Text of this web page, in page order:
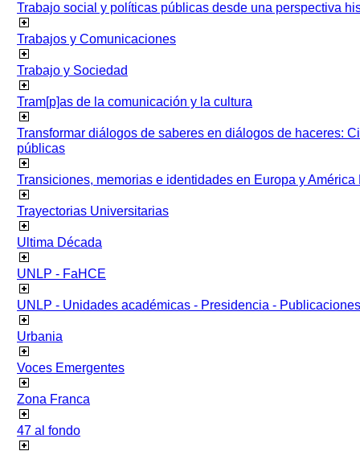
Trabajo social y políticas públicas desde una perspectiva
Trabajos y Comunicaciones
Trabajo y Sociedad
Tram[p]as de la comunicación y la cultura
Transformar diálogos de saberes en diálogos de haceres:
públicas
Transiciones, memorias e identidades en Europa y América
Trayectorias Universitarias
Ultima Década
UNLP - FaHCE
UNLP - Unidades académicas - Presidencia - Publicaciones
Urbania
Voces Emergentes
Zona Franca
47 al fondo